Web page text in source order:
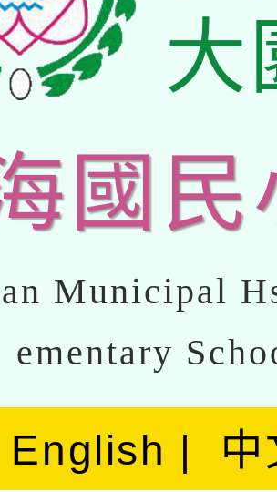
大
國民
Municipal
ementary
English 中